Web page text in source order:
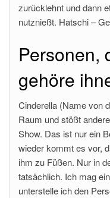
zurücklehnt und dann
nutznießt. Hatschi –
Personen,
gehöre
Cinderella (Name von
Raum und stößt
Show. Das ist nur ein
wieder kommt es vor,
ihm zu Füßen. Nur in
tatsächlich. Ich mag
unterstelle ich den